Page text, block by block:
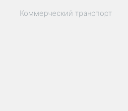
Коммерческий транспорт